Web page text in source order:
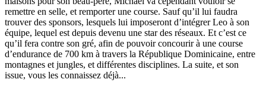
remettre en selle, et remporter une course. Sauf qu’il lui faudra
trouver des sponsors, lesquels lui imposeront d’intégrer Leo à son
équipe, lequel est depuis devenu une star des réseaux. Et c’est ce
qu’il fera contre son gré, afin de pouvoir concourir à une course
d’endurance de 700 km à travers la République Dominicaine, entre
montagnes et jungles, et différentes disciplines. La suite, et son
issue, vous les connaissez déjà...